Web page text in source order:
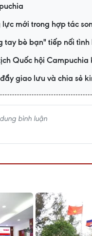
mới trong hợp tác
tay bè bạn" tiếp nối
Quốc hội
giao lưu và chia sẻ